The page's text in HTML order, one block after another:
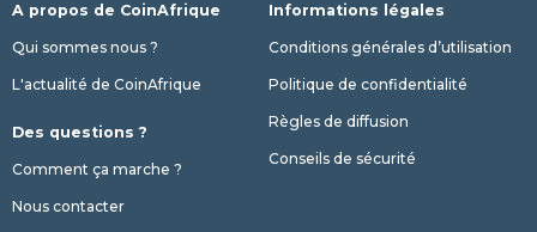
A propos de CoinAfrique
Qui sommes nous ?
L'actualité de CoinAfrique
Des questions ?
Comment ça marche ?
Nous contacter
Informations légales
Conditions générales d’utilisation
Politique de confidentialité
Règles de diffusion
Conseils de sécurité